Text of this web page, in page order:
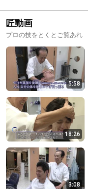
匠動画
プロの技をとくとご覧あれ
5:58
18:26
3:08